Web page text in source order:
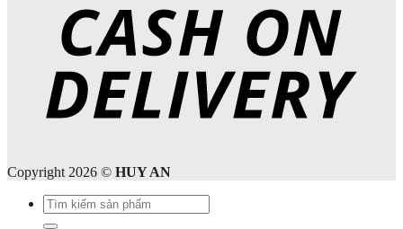
Copyright 2026 © HUY AN
Tìm
kiếm: